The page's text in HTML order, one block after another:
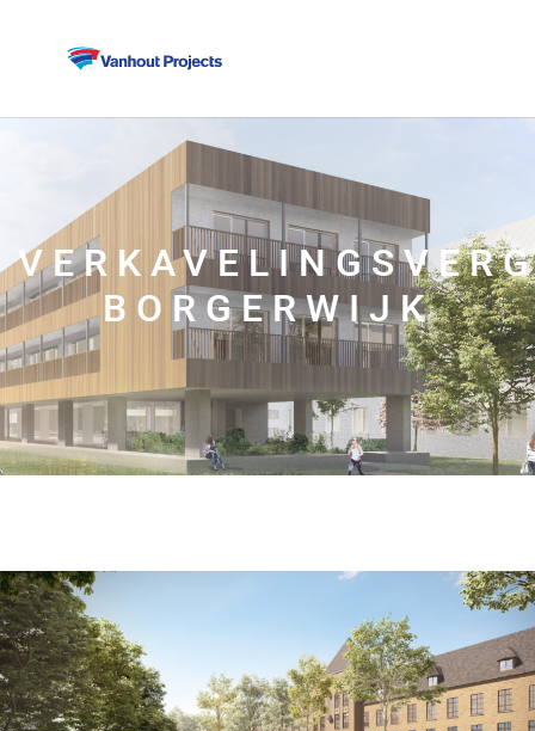
BORGERWIJK